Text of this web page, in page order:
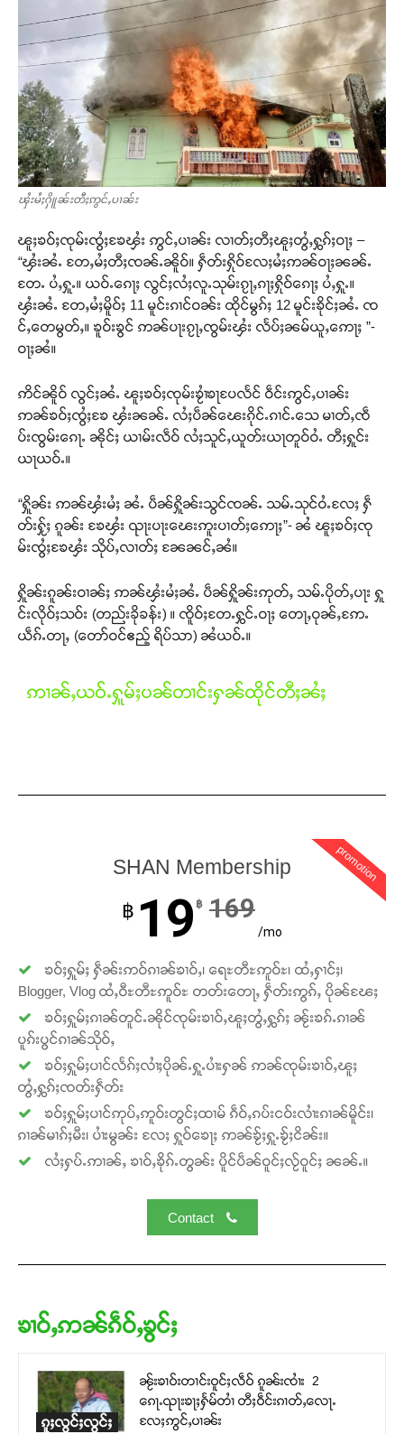
Support SHAN
တႃႇႁႂ်ႈသဵင်ၵၢင်ၸႂ်ၵူၼ်းမိူင်း ၵူႈတီႈၵူႈလႅၼ်ပေႃးတေၸွ
တ်ႇ တူဝ်ႈလုမ်ႈၾႃႉၼၼ်ႉ ၶဝ်ႈႁူမ်ႈၵမ်ႉထႅမ် ၸုမ်းၶၢ
ဝ်ႇၽူႈတွႆႇႁွၵ်ႈ လႆႈယူႇၶႃႈဢေႃႈ။
ၾႆးမႆႈႁိူၼ်းတီႈဢွင်ႇပၢၼ်း
ၽူႈၶဝ်ႈၸုမ်းၸွႆႈၶႄၾႆး ဢွင်ႇပၢၼ်း လၢတ်ႈတီႈၽူႈတွႆႇႁွၵ်ႈဝႃႈ –
“ၾႆးၼႆႉ တႄႇမႆႈတီႈၸၼ်ႉၼိူဝ်။ ႁဵတ်းႁိုဝ်လႄႈမႆႈဢၼ်ဝႃႈၼၼ်ႉ
တႄႉ ပႆႇႁူႉ။ ယဝ်ႉၵေႃႈ လွင်ႈလႆႈလူႉသုမ်းၵႂႃႇၵႃႈႁိုဝ်ၵေႃႈ ပႆႇႁူႉ။
ၾႆးၼႆႉ တႄႇမႆႈမိူဝ်ႈ 11 မူင်းၵၢင်ဝၼ်း ထိုင်မွၵ်ႈ 12 မူင်းၶိုင်ႈၼႆႉ ၸ
င်ႇတေမွတ်ႇ။ ၶူဝ်းၶွင် ဢၼ်ပႃးၵႂႃႇၸွမ်းၾႆး လႅပ်ႈၼမ်ယူႇဢေႃႈ ”-
ဝႃႈၼႆ။
ဢိင်ၼိူဝ် လွင်ႈၼႆႉ ၽူႈၶဝ်ႈၸုမ်းၶႂၢႆၶႃပႄလႅင် ဝဵင်းဢွင်ႇပၢၼ်း
ဢၼ်ၶဝ်ႈၸွႆႈၶႄ ၾႆးၼၼ်ႉ လႆႈပဵၼ်ၽေးၵိုင်ႉၵၢင်ႉသေ မၢတ်ႇၸဵ
ပ်းၸွမ်းၵေႃႉ ၼိုင်ႈ ယၢမ်းလဵဝ် လႆႈသူင်ႇယူတ်းယႃတူဝ်ဝႆႉ တီႈႁူင်း
ယႃယဝ်ႉ။
“ႁိူၼ်း ဢၼ်ၾႆးမႆႈ ၼႆႉ ပဵၼ်ႁိူၼ်းသွင်ၸၼ်ႉ သမ်ႉသုင်ဝႆႉလႄႈ ႁဵ
တ်းႁႂ်ႈ ၵူၼ်း ၶႄၾႆး ၺႃးပႃးၽေးဢူးပၢတ်ႈဢေႃႈ”- ၼႆ ၽူႈၶဝ်ႈၸု
မ်းၸွႆႈၶႄၾႆး သိုပ်ႇလၢတ်ႈ ၼႄၼင်ႇၼႆ။
ႁိူၼ်းၵူၼ်းဝၢၼ်ႈ ဢၼ်ၾႆးမႆႈၼႆႉ ပဵၼ်ႁိူၼ်းဢုတ်ႇ သမ်ႉပိုတ်ႇပႃး ႁူ
င်းလိုဝ်ႈသဝ်း (တည်းခိုခန်း) ။ ၸိူဝ်ႈတႄႉႁွင်ႉဝႃႈ တေႃႇဝုၼ်ႇဢႄႉ
ယဵၵ်ႉတႃႇ (တော်ဝင်ဧည့် ရိပ်သာ) ၼႆယဝ်ႉ။
ဢၢၼ်ႇယဝ်ႉႁူမ်ႈပၼ်တၢင်းႁၼ်ထိုင်တီႈၼႆႈ
promotion
SHAN Membership
฿ 19 ฿ 169
/mo
ၶဝ်ႈႁူမ်ႈ ႁဵၼ်းဢဝ်ၵၢၼ်ၶၢဝ်ႇ၊ ရေႊတီႊဢူဝ်ႊ၊ ထႆႇႁၢင်ႈ၊
Blogger, Vlog ထႆႇဝီႊတီႊဢူဝ်ႊ တတ်းတေႃႇ ႁဵတ်းဢွၵ်ႇ ပိုၼ်ၽႄႈ
ၶဝ်ႈႁူမ်ႈၵၢၼ်တူင်ႉၼိုင်ၸုမ်းၶၢဝ်ႇၽူႈတွႆႇႁွၵ်ႈ ၼႂ်းၶၵ်ႉၵၢၼ်
ပူၵ်းပွင်ၵၢၼ်သိုဝ်ႇ
ၶဝ်ႈႁူမ်ႈပၢင်လႅၵ်ႈလၢႆႈပိုၼ်ႉႁူႉပၢႆးႁၼ် ဢၼ်ၸုမ်းၶၢဝ်ႇၽူႈ
တွႆႇႁွၵ်ႈၸတ်းႁဵတ်း
ၶဝ်ႈႁူမ်ႈပၢင်ဢုပ်ႇဢူဝ်းတွင်ႈထၢမ် ၵဵဝ်ႇၵပ်းငဝ်းလၢႆးၵၢၼ်မိူင်း၊
ၵၢၼ်မၢၵ်ႈမီး၊ ပၢႆးမွၼ်း လႄႈ ႁူဝ်ၶေႃႈ ဢၼ်ၶႂ်ႈႁူႉၶႂ်ႈငိၼ်း။
လႆႈႁပ်ႉဢၢၼ်ႇ ၶၢဝ်ႇၶိုၵ်ႉတွၼ်း ပိူင်ပဵၼ်ဝူင်ႈလႂ်ဝူင်ႈ ၼၼ်ႉ။
Contact
ၶၢဝ်ႇဢၼ်ၵဵဝ်ႇၶွင်ႈ
ၵူႈလွင်ႈလွင်ႈ
ၼႂ်းၶၢဝ်းတၢင်းဝူင်ႈလဵဝ် ၵူၼ်းၸၢႆး 2
ၵေႃႉၺႃးၶႃႈႁႅမ်တၢႆ တီႈဝဵင်းၵၢတ်ႇလေႃႉ
လႄႈဢွင်ႇပၢၼ်း